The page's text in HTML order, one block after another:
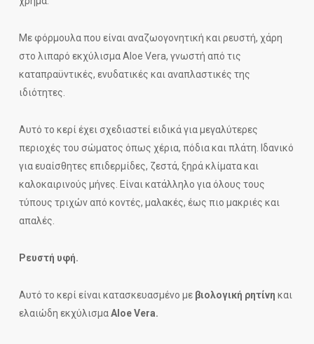
Με φόρμουλα που είναι αναζωογονητική και ρευστή, χάρη
στο λιπαρό εκχύλισμα Aloe Vera, γνωστή από τις
καταπραϋντικές, ενυδατικές και αναπλαστικές της
ιδιότητες.
Αυτό το κερί έχει σχεδιαστεί ειδικά για μεγαλύτερες
περιοχές του σώματος όπως χέρια, πόδια και πλάτη. Ιδανικό
για ευαίσθητες επιδερμίδες, ζεστά, ξηρά κλίματα και
καλοκαιρινούς μήνες. Είναι κατάλληλο για όλους τους
τύπους τριχών από κοντές, μαλακές, έως πιο μακριές και
απαλές.
Ρευστή υφή.
Αυτό το κερί είναι κατασκευασμένο με βιολογική ρητίνη και
ελαιώδη εκχύλισμαAloe Vera.